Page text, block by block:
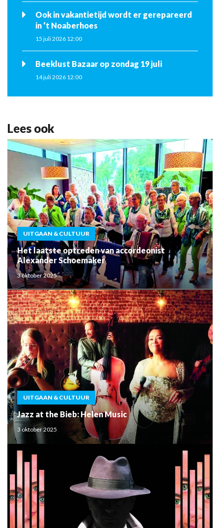
Ook in vakantietijd wordt er gerepareerd
in ‘t Noaberhoes
15 juli 2026 12:00
Beeklust Bazaar op zondag 19 juli
14 juli 2026 12:00
Lees ook
UITGAAN & CULTUUR
Het laatste optreden van accordeonist
Alexander Schoemaker
3 oktober 2025
UITGAAN & CULTUUR
Jazz at the Bieb: Helen Music
3 oktober 2025